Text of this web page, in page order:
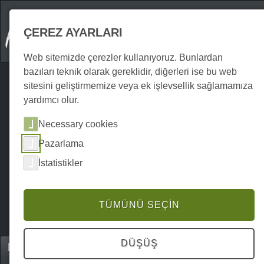
Home
Oteller & Konukevleri
P0046UH00033
ÇEREZ AYARLARI
Web sitemizde çerezler kullanıyoruz. Bunlardan
bazıları teknik olarak gereklidir, diğerleri ise bu web
sitesini geliştirmemize veya ek işlevsellik sağlamamıza
yardımcı olur.
Necessary cookies
Pazarlama
İstatistikler
TÜMÜNÜ SEÇIN
DÜŞÜŞ